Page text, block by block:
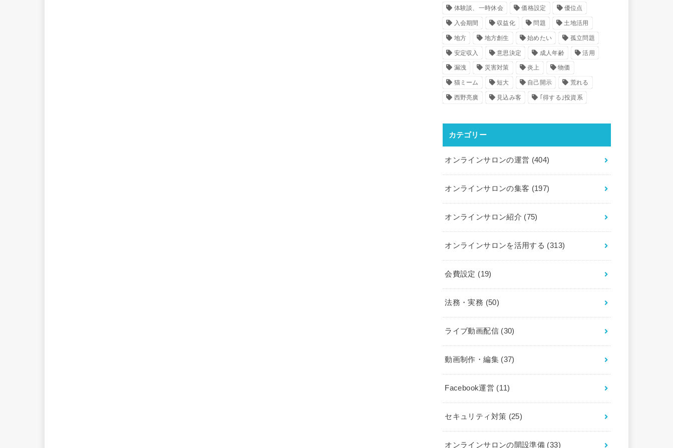
体験談、一時休会 価格設定 優位点
入会期間 収益化 問題 土地活用
地方 地方創生 始めたい 孤立問題
安定収入 意思決定 成人年齢 活用
漏洩 災害対策 炎上 物価
猫ミーム 短大 自己開示 荒れる
西野亮廣 見込み客 ｢得する｣投資系
カテゴリー
オンラインサロンの運営 (404)
オンラインサロンの集客 (197)
オンラインサロン紹介 (75)
オンラインサロンを活用する (313)
会費設定 (19)
法務・実務 (50)
ライブ動画配信 (30)
動画制作・編集 (37)
Facebook運営 (11)
セキュリティ対策 (25)
オンラインサロンの開設準備 (33)